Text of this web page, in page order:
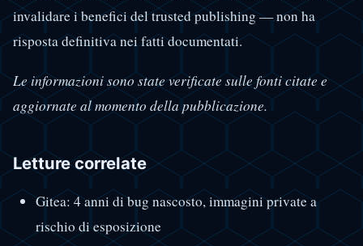
invalidare i benefici del trusted publishing — non ha
risposta definitiva nei fatti documentati.
Le informazioni sono state verificate sulle fonti citate e
aggiornate al momento della pubblicazione.
Letture correlate
Gitea: 4 anni di bug nascosto, immagini private a
rischio di esposizione